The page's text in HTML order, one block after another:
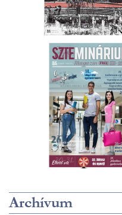
Archívum